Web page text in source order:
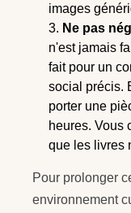
images
Ne pas
n'est jamais
fait pour un
social précis.
porter une
heures. Vous
que les livres
Pour prolonger
environnement